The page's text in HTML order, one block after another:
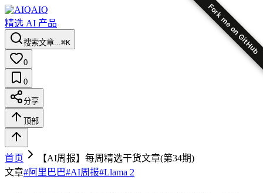
Fork me on GitHub
AIQ
精选 AI 产品
搜索文章...⌘K
0
0
分享
顶部
首页
【AI周报】每周精选干货文章(第34期)
文章#阿里巴巴#AI周报#Llama 2